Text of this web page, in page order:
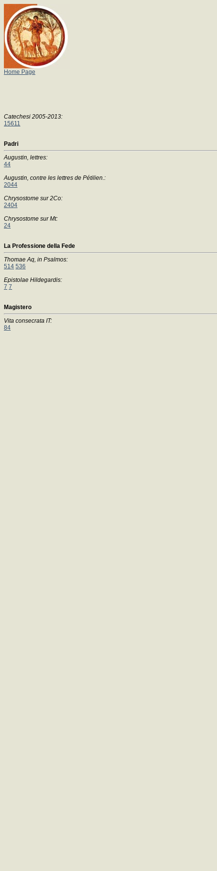
Home Page
Catechesi 2005-2013:
15611
Padri
Augustin, lettres:
44
Augustin, contre les lettres de Pétilien.:
2044
Chrysostome sur 2Co:
2404
Chrysostome sur Mt:
24
La Professione della Fede
Thomae Aq, in Psalmos:
514 536
Epistolae Hildegardis:
7 7
Magistero
Vita consecrata IT:
84